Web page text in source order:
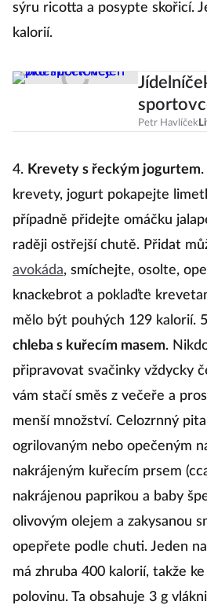
sýru ricotta a posypte skořicí.
kalorií.
Petr Havlíček
4. Krevety s řeckým jogurtem
krevety, jogurt pokapejte
případně přidejte omáčku
raději ostřejší chutě. Přidat
avokáda, smíchejte, osolte,
knackebrot a poklaďte
mělo být pouhých 129 kalorií.
chleba s kuřecím masem.
připravovat svačinky vždycky
vám stačí směs z večeře a
menší množství. Celozrnný
ogrilovaným nebo opečeným
nakrájeným kuřecím prsem
nakrájenou paprikou a baby
olivovým olejem a zakysanou
opepřete podle chuti. Jeden
má zhruba 400 kalorií, takže
polovinu. Ta obsahuje 3 g